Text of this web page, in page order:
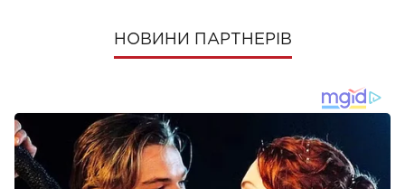
НОВИНИ ПАРТНЕРІВ